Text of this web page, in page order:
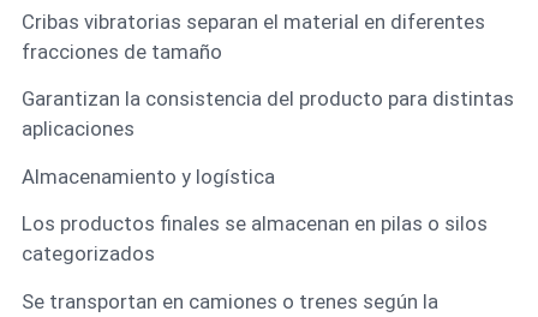
Cribas vibratorias separan el material en diferentes
fracciones de tamaño
Garantizan la consistencia del producto para distintas
aplicaciones
Almacenamiento y logística
Los productos finales se almacenan en pilas o silos
categorizados
Se transportan en camiones o trenes según la